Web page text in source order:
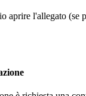
aprire l'allegato (se